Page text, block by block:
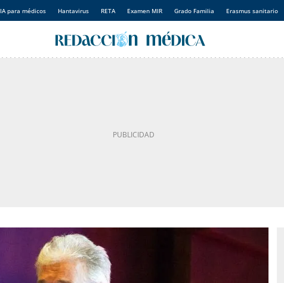
IA para médicos Hantavirus RETA Examen MIR Grado Familia Erasmus sanitario